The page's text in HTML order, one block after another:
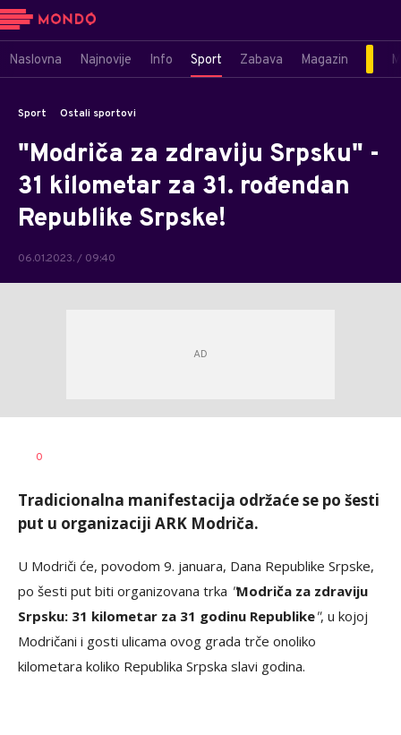
Naslovna Najnovije Info Sport Zabava Magazin
Sport Ostali sportovi
"Modriča za zdraviju Srpsku" -
31 kilometar za 31. rođendan
Republike Srpske!
06.01.2023. / 09:40
AUTOR
0
Tradicionalna manifestacija održaće se po šesti
put u organizaciji ARK Modriča.
U Modriči će, povodom 9. januara, Dana Republike Srpske,
po šesti put biti organizovana trka "Modriča za zdraviju
Srpsku: 31 kilometar za 31 godinu Republike", u kojoj
Modričani i gosti ulicama ovog grada trče onoliko
kilometara koliko Republika Srpska slavi godina.